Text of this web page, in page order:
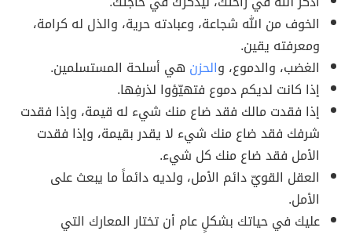
الخوف من الله شجاعة، وعبادته حرية، والذل له كرامة،
ومعرفته يقين.
الغضب، والدموع، والحزن هي أسلحة المستسلمين.
إذا كانت لديكم دموع فتهيّؤوا لذرفِها.
إذا فقدت مالك فقد ضاع منك شيء له قيمة، وإذا فقدت
شرفك فقد ضاع منك شيء لا يقدر بقيمة، وإذا فقدت
الأمل فقد ضاع منك كل شيء.
العقل القويّ دائم الأمل، ولديه دائماً ما يبعث على
الأمل.
عليك في حياتك بشكلٍ عام أن تختار المعارك التي